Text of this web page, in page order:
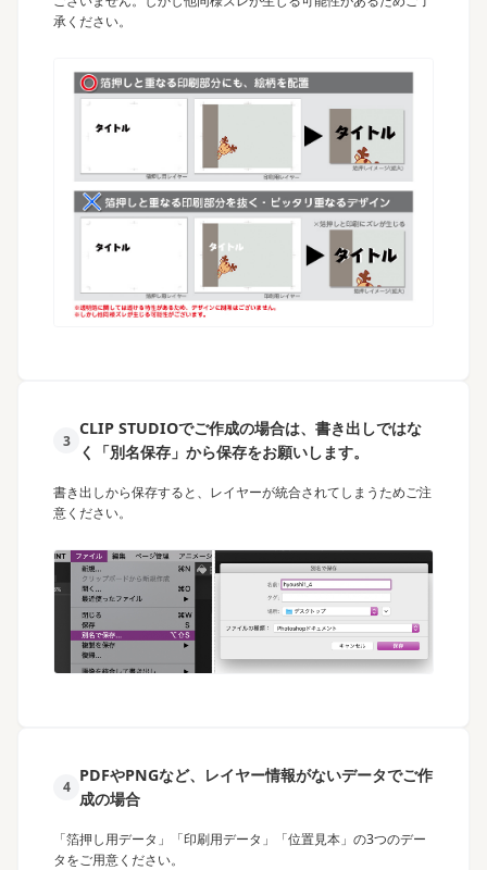
承ください。
3
CLIP STUDIOでご作成の場合は、書き出しではな
く「別名保存」から保存をお願いします。
書き出しから保存すると、レイヤーが統合されてしまうためご注
意ください。
4
PDFやPNGなど、レイヤー情報がないデータでご作
成の場合
「箔押し用データ」「印刷用データ」「位置見本」の3つのデー
タをご用意ください。